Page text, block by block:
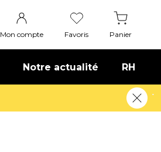
Mon compte Favoris Panier
Notre actualité RH